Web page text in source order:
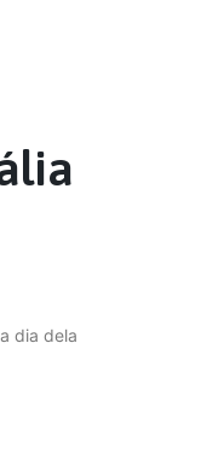
dia dela